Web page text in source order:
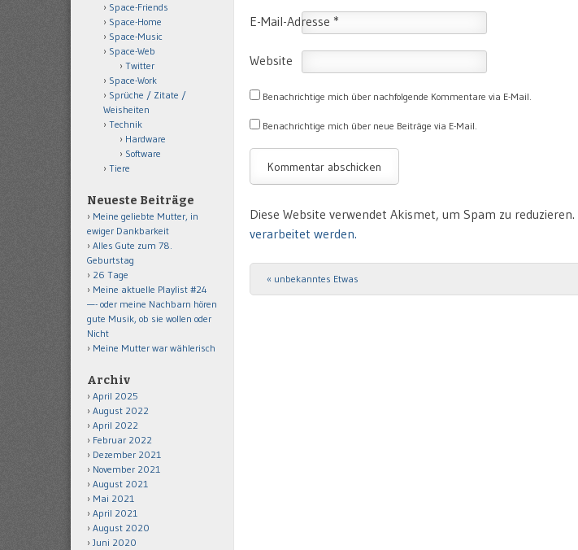
E-Mail-Adresse *
Website
Benachrichtige mich über nachfolgende Kommentare via E-Mail.
Benachrichtige mich über neue Beiträge via E-Mail.
Diese Website verwendet Akismet, um Spam zu reduzieren.
verarbeitet werden.
Post navigation
« unbekanntes Etwas
Space-Friends
Space-Home
Space-Music
Space-Web
Twitter
Space-Work
Sprüche / Zitate /
Weisheiten
Technik
Hardware
Software
Tiere
Neueste Beiträge
Meine geliebte Mutter, in
ewiger Dankbarkeit
Alles Gute zum 78.
Geburtstag
26 Tage
Meine aktuelle Playlist #24
—- oder meine Nachbarn hören
gute Musik, ob sie wollen oder
Nicht
Meine Mutter war wählerisch
Archiv
April 2025
August 2022
April 2022
Februar 2022
Dezember 2021
November 2021
August 2021
Mai 2021
April 2021
August 2020
Juni 2020